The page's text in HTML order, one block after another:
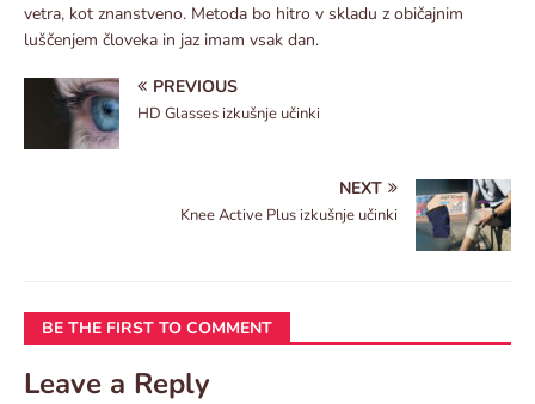
vetra, kot znanstveno. Metoda bo hitro v skladu z običajnim
luščenjem človeka in jaz imam vsak dan.
PREVIOUS
HD Glasses izkušnje učinki
NEXT
Knee Active Plus izkušnje učinki
BE THE FIRST TO COMMENT
Leave a Reply